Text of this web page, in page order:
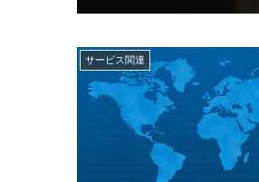
サービス関連